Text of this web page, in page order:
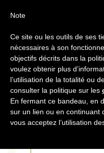
Note
Ce site ou les outils de ses
nécessaires à son
objectifs décrits dans la
voulez obtenir plus
l’utilisation de la totalité ou
consulter la politique sur les
En fermant ce bandeau, en
sur un lien ou en continuant
vous acceptez l’utilisation